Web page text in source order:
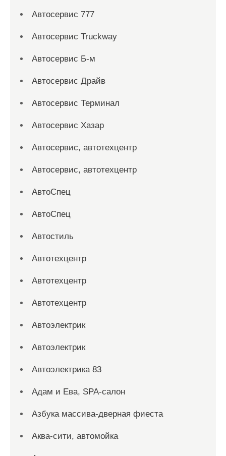
Автосервис 777
Автосервис Truckway
Автосервис Б-м
Автосервис Драйв
Автосервис Терминал
Автосервис Хазар
Автосервис, автотехцентр
Автосервис, автотехцентр
АвтоСпец
АвтоСпец
Автостиль
Автотехцентр
Автотехцентр
Автотехцентр
Автоэлектрик
Автоэлектрик
Автоэлектрика 83
Адам и Ева, SPA-салон
Азбука массива-дверная фиеста
Аква-сити, автомойка